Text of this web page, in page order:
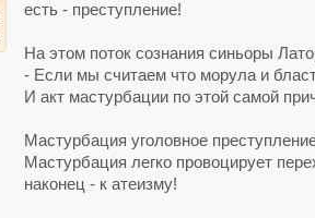
есть - преступление!
На этом поток сознания синьоры
- Если мы считаем что морула и
И акт мастурбации по этой самой
Мастурбация уголовное
Мастурбация легко провоцирует
наконец - к атеизму!